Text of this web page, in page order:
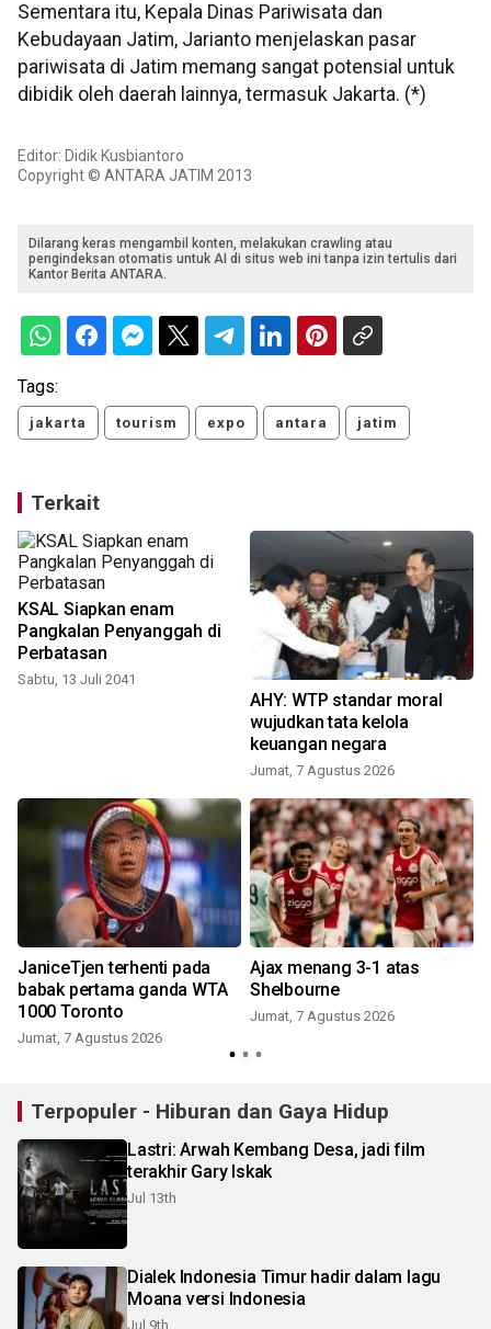
Sementara itu, Kepala Dinas Pariwisata dan
Kebudayaan Jatim, Jarianto menjelaskan pasar
pariwisata di Jatim memang sangat potensial untuk
dibidik oleh daerah lainnya, termasuk Jakarta. (*)
Editor: Didik Kusbiantoro
Copyright © ANTARA JATIM 2013
Dilarang keras mengambil konten, melakukan crawling atau
pengindeksan otomatis untuk AI di situs web ini tanpa izin tertulis dari
Kantor Berita ANTARA.
Tags:
jakarta tourism expo antara jatim
Terkait
KSAL Siapkan enam
Pangkalan Penyanggah di
Perbatasan
Sabtu, 13 Juli 2041
AHY: WTP standar moral
wujudkan tata kelola
keuangan negara
Jumat, 7 Agustus 2026
JaniceTjen terhenti pada
babak pertama ganda WTA
1000 Toronto
Jumat, 7 Agustus 2026
Ajax menang 3-1 atas
Shelbourne
Jumat, 7 Agustus 2026
Terpopuler - Hiburan dan Gaya Hidup
Lastri: Arwah Kembang Desa, jadi film
terakhir Gary Iskak
Jul 13th
Dialek Indonesia Timur hadir dalam lagu
Moana versi Indonesia
Jul 9th